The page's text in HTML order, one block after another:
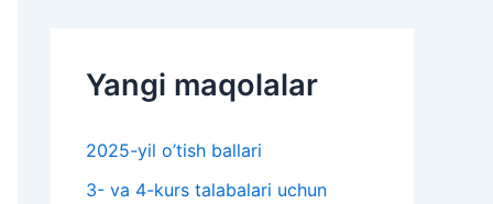
Yangi maqolalar
2025-yil o’tish ballari
3- va 4-kurs talabalari uchun